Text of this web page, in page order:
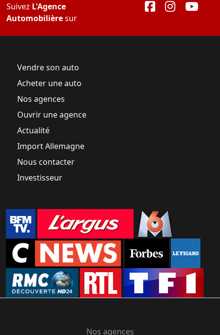
Suivez L'Agence
Automobilièresur
Vendre son auto
Acheter une auto
Nos agences
Ouvrir une agence
Actualité
Import Allemagne
Nous contacter
Investisseur
Nos agences